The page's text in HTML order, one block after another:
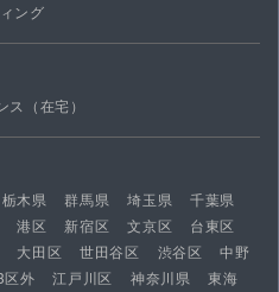
ング
ス（在宅）
栃木県 群馬県 埼玉県
千葉県
港区 新宿区 文京区
台東区
大田区 世田谷区 渋谷区
中野
区外 江戸川区 神奈川県
東海